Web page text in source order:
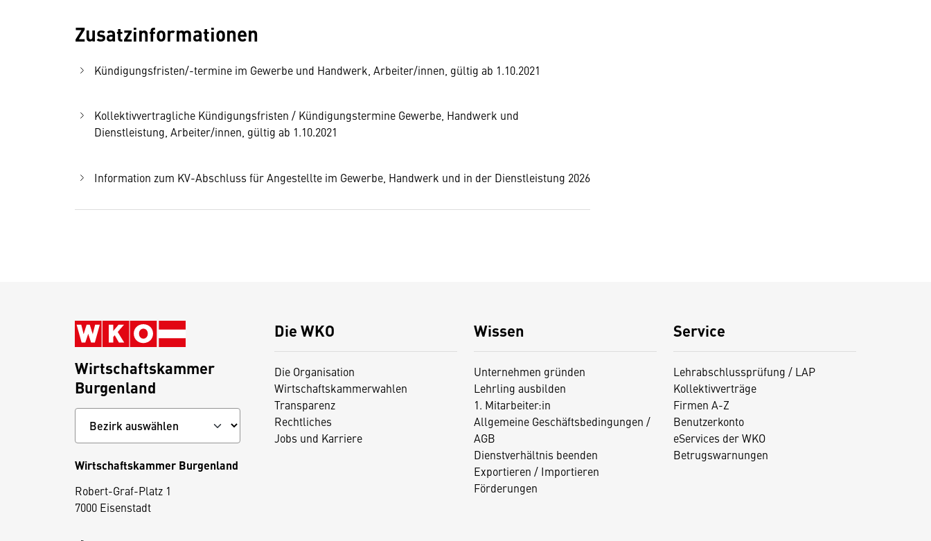
Zusatzinformationen
Kündigungsfristen/-termine im Gewerbe und Handwerk, Arbeiter/innen, gültig ab 1.10.2021
Kollektivvertragliche Kündigungsfristen / Kündigungstermine Gewerbe, Handwerk und
Dienstleistung, Arbeiter/innen, gültig ab 1.10.2021
Information zum KV-Abschluss für Angestellte im Gewerbe, Handwerk und in der Dienstleistung 2026
Die WKO
Die Organisation
Wirtschaftskammerwahlen
Transparenz
Rechtliches
Jobs und Karriere
Wissen
Unternehmen gründen
Lehrling ausbilden
1. Mitarbeiter:in
Allgemeine Geschäftsbedingungen /
AGB
Dienstverhältnis beenden
Exportieren / Importieren
Förderungen
Service
Lehrabschlussprüfung / LAP
Kollektivverträge
Firmen A-Z
Benutzerkonto
eServices der WKO
Betrugswarnungen
Wirtschaftskammer
Burgenland
Wirtschaftskammer Burgenland
Robert-Graf-Platz 1
7000 Eisenstadt